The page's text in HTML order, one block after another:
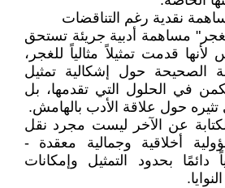
نقدية رغم التناقضات
مساهمة أدبية جريئة تستحق
لأنها قدمت تمثيلاً مثالياً للغجر،
الصحيحة حول إشكالية تمثيل
في الحلول التي تقدمها، بل
حول علاقة الأدب بالهامش.
عن الآخر ليست مجرد نقل
أخلاقية وجمالية معقدة -
بحدود التمثيل وإمكانات